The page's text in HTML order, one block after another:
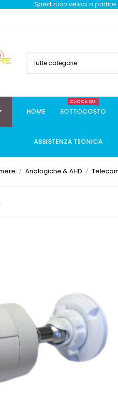
Spedizioni veloci a
Tutte categorie
HOME SOTTOCOSTO
CLICCA QUI
ASSISTENZA TECNICA
Analogiche & AHD